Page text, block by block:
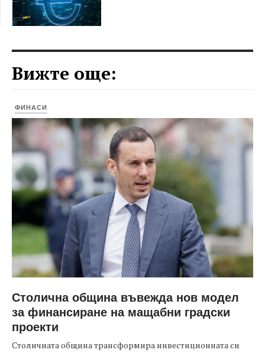
Вижте още:
ФИНАСИ
Столична община въвежда нов модел
за финансиране на мащабни градски
проекти
Столичната община трансформира инвестиционната си